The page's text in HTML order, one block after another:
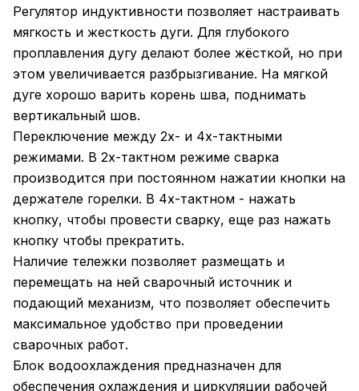
Регулятор индуктивности позволяет настраивать
мягкость и жесткость дуги. Для глубокого
проплавления дугу делают более жёсткой, но при
этом увеличивается разбрызгивание. На мягкой
дуге хорошо варить корень шва, поднимать
вертикальный шов.
Переключение между 2х- и 4х-тактными
режимами. В 2х-тактном режиме сварка
производится при постоянном нажатии кнопки на
держателе горелки. В 4х-тактном - нажать
кнопку, чтобы провести сварку, еще раз нажать
кнопку чтобы прекратить.
Наличие тележки позволяет размещать и
перемещать на ней сварочный источник и
подающий механизм, что позволяет обеспечить
максимальное удобство при проведении
сварочных работ.
Блок водоохлаждения предназначен для
обеспечения охлаждения и циркуляции рабочей